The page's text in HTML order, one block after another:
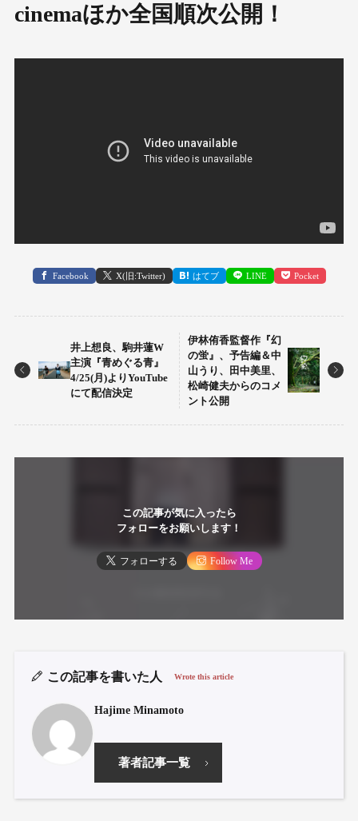
cinemaほか全国順次公開！
Facebook X(旧:Twitter) はてブ LINE Pocket
井上想良、駒井蓮W
主演『青めぐる青』
4/25(月)よりYouTube
にて配信決定
伊林侑香監督作『幻
の蛍』、予告編＆中
山うり、田中美里、
松崎健夫からのコメ
ント公開
この記事が気に入ったら
フォローをお願いします！
フォローする Follow Me
この記事を書いた人 Wrote this article
Hajime Minamoto
著者記事一覧